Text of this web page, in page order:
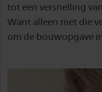
tot een versnelling
Want alleen met die
om de bouwopgave